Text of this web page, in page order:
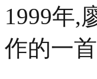
1999年,
作的一